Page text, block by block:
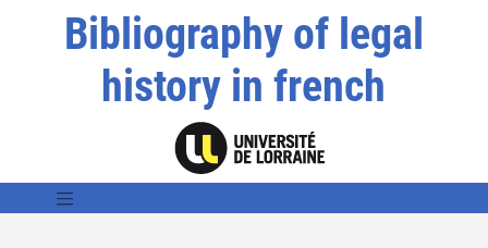
Bibliography of legal
history in french